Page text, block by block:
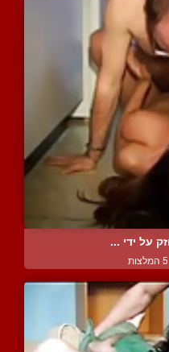
על ידי ...
5 המלצות